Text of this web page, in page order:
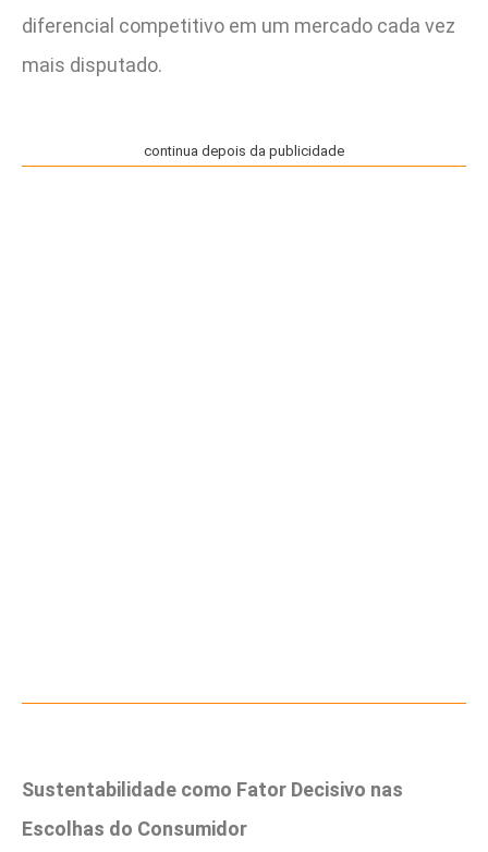
diferencial competitivo em um mercado cada vez
mais disputado.
continua depois da publicidade
Sustentabilidade como Fator Decisivo nas
Escolhas do Consumidor